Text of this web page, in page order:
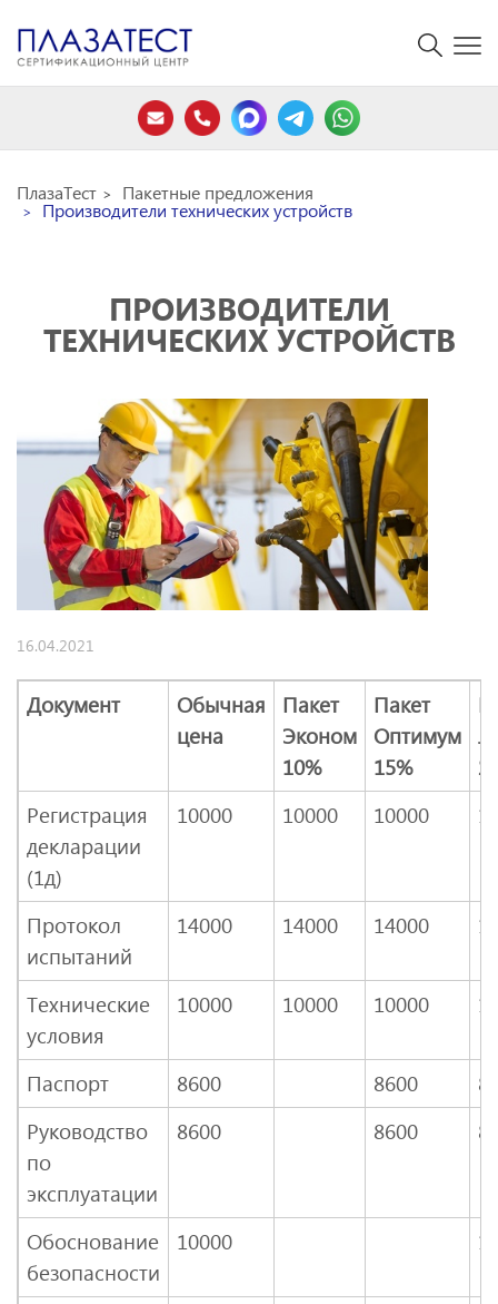
ПлазаТест Пакетные предложения
Производители технических устройств
ПРОИЗВОДИТЕЛИ
ТЕХНИЧЕСКИХ УСТРОЙСТВ
16.04.2021
Документ
Обычная
цена
Пакет
Эконом
10%
Пакет
Оптимум
15%
Регистрация
декларации
(1д)
10000 10000 10000
Протокол
испытаний
14000 14000 14000
Технические
условия
10000 10000 10000
Паспорт 8600 8600
Руководство
по
эксплуатации
8600 8600
Обоснование
безопасности
10000